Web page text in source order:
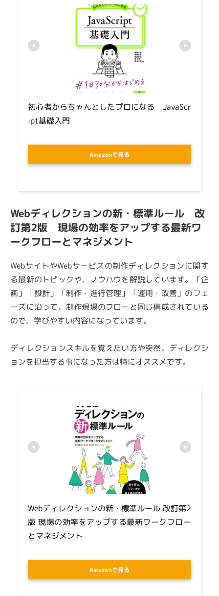
初心者からちゃんとしたプロになる　JavaScr
ipt基礎入門
Amazonで見る
Webディレクションの新・標準ルール 改
訂第2版 現場の効率をアップする最新ワ
ークフローとマネジメント
WebサイトやWebサービスの制作ディレクションに関す
る最新のトピックや、ノウハウを解説しています。「企
画」「設計」「制作・進行管理」「運用・改善」のフェ
ーズに沿って、制作現場のフローと同じ構成されている
ので、学びやすい内容になっています。
ディレクションスキルを覚えたい方や突然、ディレクシ
ョンを担当する事になった方は特にオススメです。
Webディレクションの新・標準ルール 改訂第2
版 現場の効率をアップする最新ワークフロー
とマネジメント
Amazonで見る